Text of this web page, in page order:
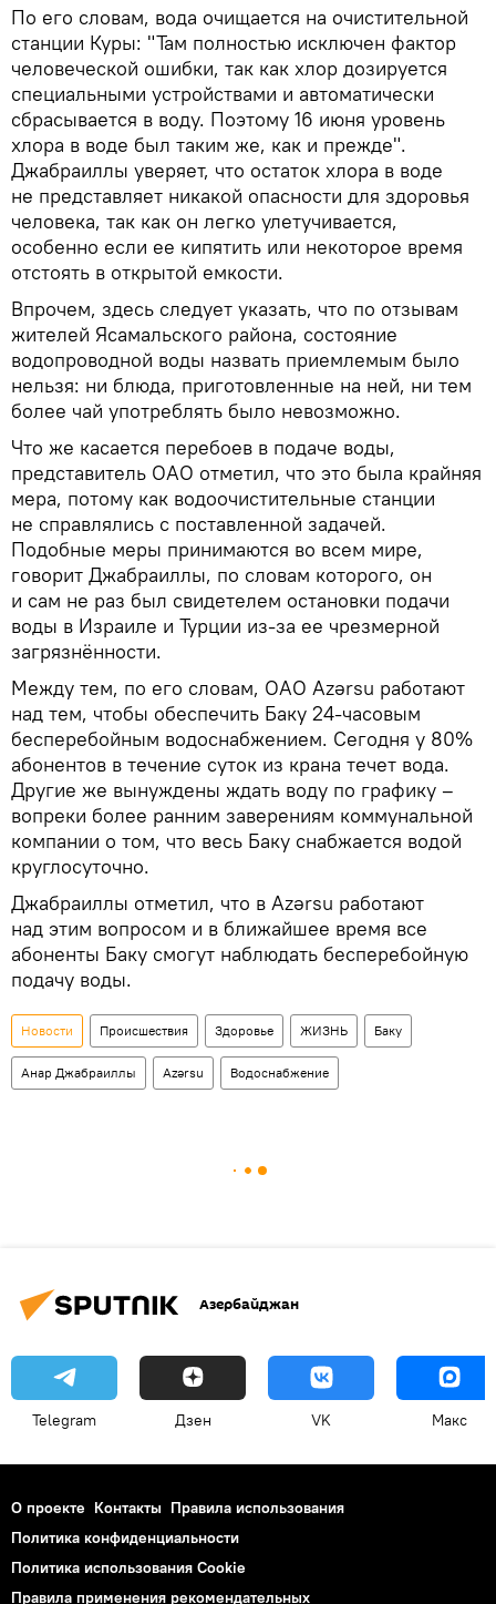
По его словам, вода очищается на очистительной
станции Куры: "Там полностью исключен фактор
человеческой ошибки, так как хлор дозируется
специальными устройствами и автоматически
сбрасывается в воду. Поэтому 16 июня уровень
хлора в воде был таким же, как и прежде".
Джабраиллы уверяет, что остаток хлора в воде
не представляет никакой опасности для здоровья
человека, так как он легко улетучивается,
особенно если ее кипятить или некоторое время
отстоять в открытой емкости.
Впрочем, здесь следует указать, что по отзывам
жителей Ясамальского района, состояние
водопроводной воды назвать приемлемым было
нельзя: ни блюда, приготовленные на ней, ни тем
более чай употреблять было невозможно.
Что же касается перебоев в подаче воды,
представитель ОАО отметил, что это была крайняя
мера, потому как водоочистительные станции
не справлялись с поставленной задачей.
Подобные меры принимаются во всем мире,
говорит Джабраиллы, по словам которого, он
и сам не раз был свидетелем остановки подачи
воды в Израиле и Турции из-за ее чрезмерной
загрязнённости.
Между тем, по его словам, ОАО Azərsu работают
над тем, чтобы обеспечить Баку 24-часовым
бесперебойным водоснабжением. Сегодня у 80%
абонентов в течение суток из крана течет вода.
Другие же вынуждены ждать воду по графику –
вопреки более ранним заверениям коммунальной
компании о том, что весь Баку снабжается водой
круглосуточно.
Джабраиллы отметил, что в Azərsu работают
над этим вопросом и в ближайшее время все
абоненты Баку смогут наблюдать бесперебойную
подачу воды.
Новости Происшествия Здоровье ЖИЗНЬ Баку
Анар Джабраиллы Azərsu Водоснабжение
Азербайджан
Telegram Дзен VK Макс
О проекте Контакты Правила использования
Политика конфиденциальности
Политика использования Cookie
Правила применения рекомендательных